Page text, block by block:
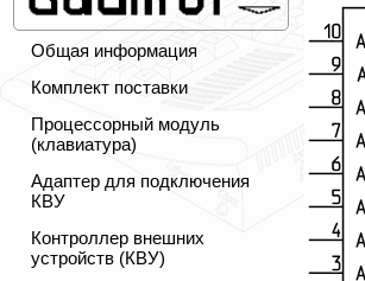
Общая информация
Комплект поставки
Процессорный модуль
(клавиатура)
Адаптер для подключения
КВУ
Контроллер внешних
устройств (КВУ)